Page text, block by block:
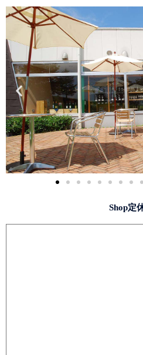
Shop定